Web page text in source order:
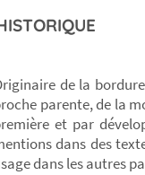
de la
parente, de la
et par
dans des
dans les autres